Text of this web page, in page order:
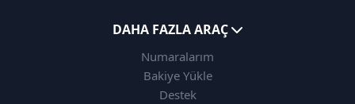
DAHA FAZLA ARAÇ
Numaralarım
Bakiye Yükle
Destek